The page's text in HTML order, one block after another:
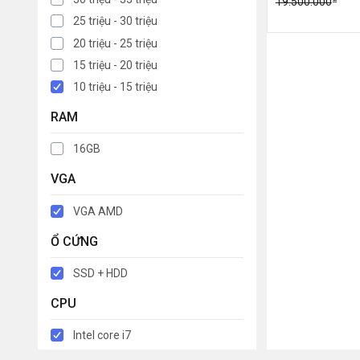
25 triệu - 30 triệu
20 triệu - 25 triệu
15 triệu - 20 triệu
10 triệu - 15 triệu
RAM
16GB
VGA
VGA AMD
Ổ CỨNG
SSD + HDD
CPU
Intel core i7